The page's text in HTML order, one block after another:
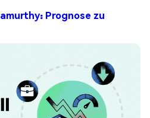
Prognose zu